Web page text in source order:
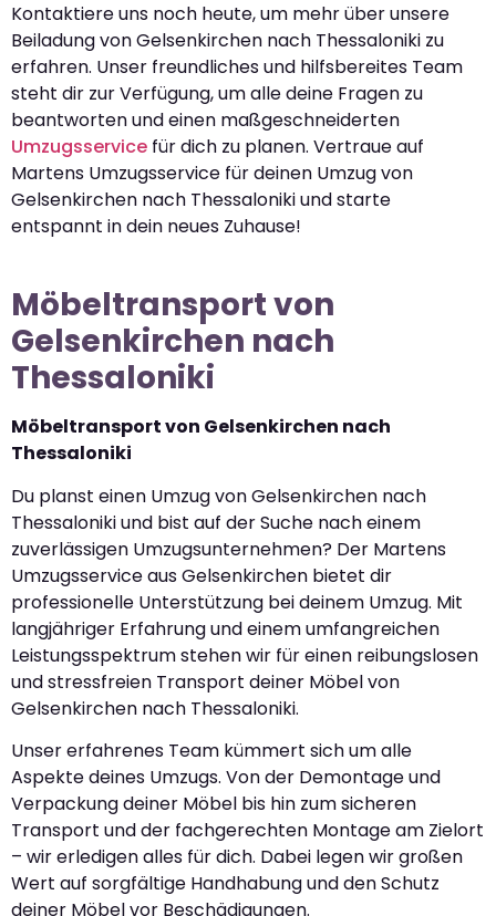
Kontaktiere uns noch heute, um mehr über unsere
Beiladung von Gelsenkirchen nach Thessaloniki zu
erfahren. Unser freundliches und hilfsbereites Team
steht dir zur Verfügung, um alle deine Fragen zu
beantworten und einen maßgeschneiderten
Umzugsservice für dich zu planen. Vertraue auf
Martens Umzugsservice für deinen Umzug von
Gelsenkirchen nach Thessaloniki und starte
entspannt in dein neues Zuhause!
Möbeltransport von
Gelsenkirchen nach
Thessaloniki
Möbeltransport von Gelsenkirchen nach
Thessaloniki
Du planst einen Umzug von Gelsenkirchen nach
Thessaloniki und bist auf der Suche nach einem
zuverlässigen Umzugsunternehmen? Der Martens
Umzugsservice aus Gelsenkirchen bietet dir
professionelle Unterstützung bei deinem Umzug. Mit
langjähriger Erfahrung und einem umfangreichen
Leistungsspektrum stehen wir für einen reibungslosen
und stressfreien Transport deiner Möbel von
Gelsenkirchen nach Thessaloniki.
Unser erfahrenes Team kümmert sich um alle
Aspekte deines Umzugs. Von der Demontage und
Verpackung deiner Möbel bis hin zum sicheren
Transport und der fachgerechten Montage am Zielort
– wir erledigen alles für dich. Dabei legen wir großen
Wert auf sorgfältige Handhabung und den Schutz
deiner Möbel vor Beschädigungen.